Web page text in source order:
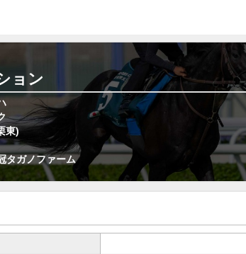
ョン
東)
タガノファーム